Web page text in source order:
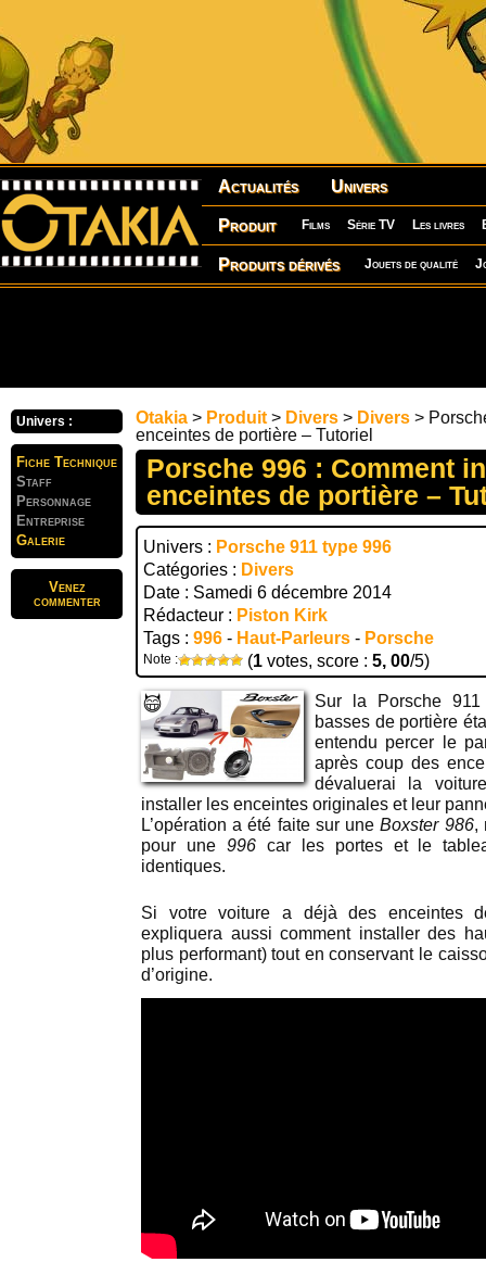
Actualités Univers
Produit Films Série TV Les livres
Produits dérivés Jouets de qualité
Univers :
Fiche Technique
Staff
Personnage
Entreprise
Galerie
Venez
commenter
Otakia > Produit > Divers > Divers >
enceintes de portière – Tutoriel
Porsche 996 : Comment
enceintes de portière –
Univers : Porsche 911 type 996
Catégories : Divers
Date : Samedi 6 décembre 2014
Rédacteur : Piston Kirk
Tags : 996 - Haut-Parleurs - Porsche
Note : (1 votes, score : 5, 00/5)
Sur la Porsche
basses de portière
entendu percer le
après coup des
dévaluerai la
installer les enceintes originales et leur
L’opération a été faite sur uneBoxster 986,
pour une 996car les portes et le
identiques.
Si votre voiture a déjà des enceintes
expliquera aussi comment installer des
plus performant) tout en conservant le
d’origine.